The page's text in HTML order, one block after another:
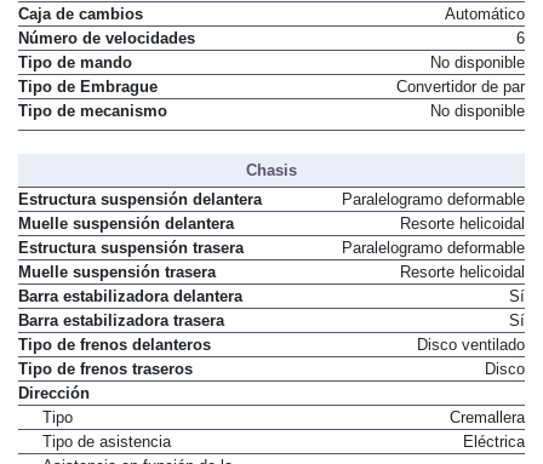
Caja de cambios
Automático
Número de velocidades
6
Tipo de mando
No disponible
Tipo de Embrague
Convertidor de par
Tipo de mecanismo
No disponible
Chasis
Estructura suspensión delantera
Paralelogramo deformable
Muelle suspensión delantera
Resorte helicoidal
Estructura suspensión trasera
Paralelogramo deformable
Muelle suspensión trasera
Resorte helicoidal
Barra estabilizadora delantera
Sí
Barra estabilizadora trasera
Sí
Tipo de frenos delanteros
Disco ventilado
Tipo de frenos traseros
Disco
Dirección
Tipo
Cremallera
Tipo de asistencia
Eléctrica